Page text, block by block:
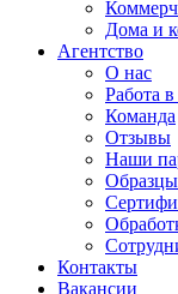
Дома и
Агентство
О нас
Работа
Команда
Отзывы
Наши
Контакты
Вакансии